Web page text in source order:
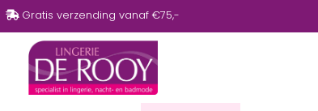
Gratis verzending vanaf €75,-